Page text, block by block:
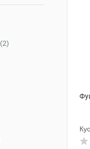
(2)